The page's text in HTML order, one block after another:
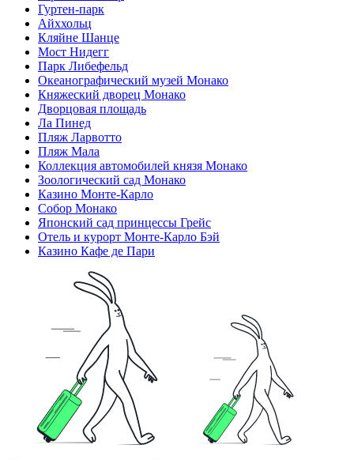
Гуртен-парк
Айххольц
Кляйне Шанце
Мост Нидегг
Парк Либефельд
Океанографический музей Монако
Княжеский дворец Монако
Дворцовая площадь
Ла Пинед
Пляж Ларвотто
Пляж Мала
Коллекция автомобилей князя Монако
Зоологический сад Монако
Казино Монте-Карло
Собор Монако
Японский сад принцессы Грейс
Отель и курорт Монте-Карло Бэй
Казино Кафе де Пари